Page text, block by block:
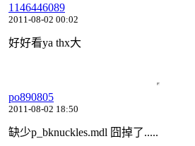
1146446089
2011-08-02 00:02
好好看ya thx大
po890805
2011-08-02 18:50
缺少p_bknuckles.mdl 囧掉了.....